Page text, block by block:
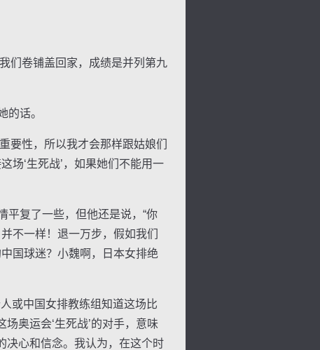
们卷铺盖回家，成绩是并列第九
话。
性，所以我才会那样跟姑娘们
场‘生死战’，如果她们不能用一
复了一些，但他还是说，“你
不一样！退一万步，假如我们
国球迷？小魏啊，日本女排绝
或中国女排教练组知道这场比
奥运会‘生死战’的对手，意味
决心和信念。我认为，在这个时